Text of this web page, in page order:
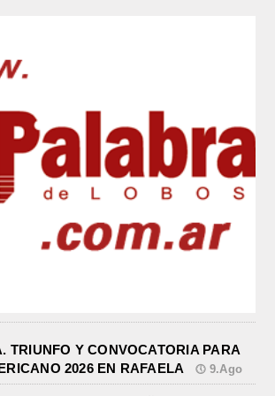
TRIUNFO Y CONVOCATORIA PARA
2026 EN RAFAELA
9.Ago